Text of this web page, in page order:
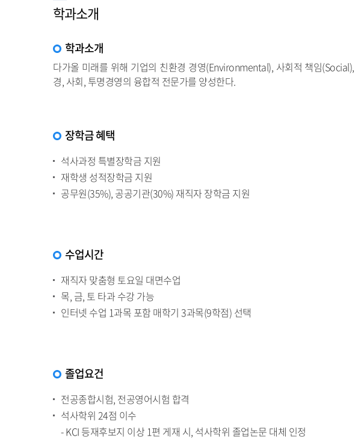
학과소개
학과소개
다가올 미래를 위해 기업의 친환경 경영(Environmental), 사회적 책임
경, 사회, 투명경영의 융합적 전문가를 양성한다.
장학금 혜택
석사과정 특별장학금 지원
재학생 성적장학금 지원
공무원(35%), 공공기관(30%) 재직자 장학금 지원
수업시간
재직자 맞춤형 토요일 대면수업
목, 금, 토 타과 수강 가능
인터넷 수업 1과목 포함 매학기 3과목(9학점) 선택
졸업요건
전공종합시험, 전공영어시험 합격
석사학위 24점 이수
- KCI 등재후보지 이상 1편 게재 시, 석사학위 졸업논문 대체 인정